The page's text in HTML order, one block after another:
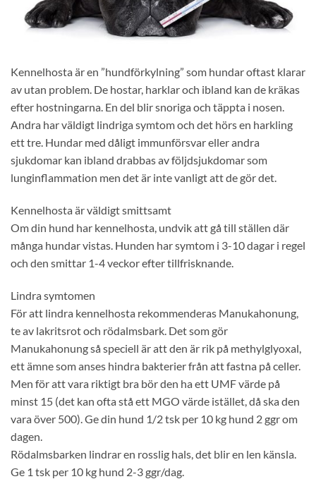
Kennelhosta är en ”hundförkylning” som hundar oftast klarar
av utan problem. De hostar, harklar och ibland kan de kräkas
efter hostningarna. En del blir snoriga och täppta i nosen.
Andra har väldigt lindriga symtom och det hörs en harkling
ett tre. Hundar med dåligt immunförsvar eller andra
sjukdomar kan ibland drabbas av följdsjukdomar som
lunginflammation men det är inte vanligt att de gör det.
Kennelhosta är väldigt smittsamt
Om din hund har kennelhosta, undvik att gå till ställen där
många hundar vistas. Hunden har symtom i 3-10 dagar i regel
och den smittar 1-4 veckor efter tillfrisknande.
Lindra symtomen
För att lindra kennelhosta rekommenderas Manukahonung,
te av lakritsrot och rödalmsbark. Det som gör
Manukahonung så speciell är att den är rik på methylglyoxal,
ett ämne som anses hindra bakterier från att fastna på celler.
Men för att vara riktigt bra bör den ha ett UMF värde på
minst 15 (det kan ofta stå ett MGO värde istället, då ska den
vara över 500). Ge din hund 1/2 tsk per 10 kg hund 2 ggr om
dagen.
Rödalmsbarken lindrar en rosslig hals, det blir en len känsla.
Ge 1 tsk per 10 kg hund 2-3 ggr/dag.